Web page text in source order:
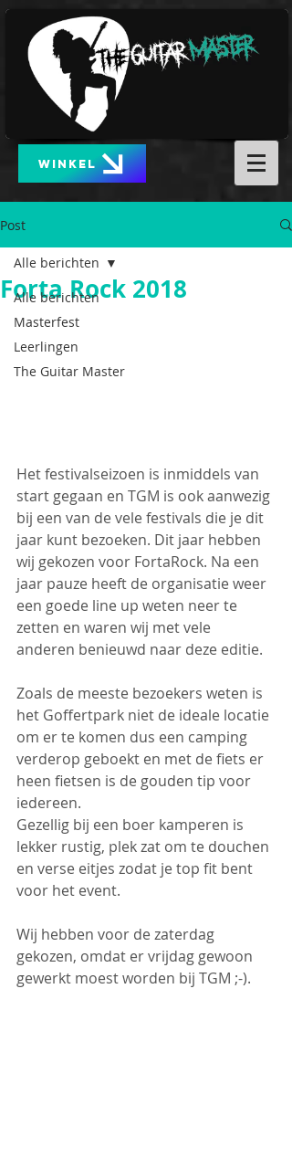
WINKEL
Post
Alle berichten
Masterfest
Leerlingen
The Guitar Master
Alle berichten
Forta Rock 2018
Het festivalseizoen is inmiddels van
start gegaan en TGM is ook aanwezig
bij een van de vele festivals die je dit
jaar kunt bezoeken. Dit jaar hebben
wij gekozen voor FortaRock. Na een
jaar pauze heeft de organisatie weer
een goede line up weten neer te
zetten en waren wij met vele
anderen benieuwd naar deze editie.
Zoals de meeste bezoekers weten is
het Goffertpark niet de ideale locatie
om er te komen dus een camping
verderop geboekt en met de fiets er
heen fietsen is de gouden tip voor
iedereen.
Gezellig bij een boer kamperen is
lekker rustig, plek zat om te douchen
en verse eitjes zodat je top fit bent
voor het event.
Wij hebben voor de zaterdag
gekozen, omdat er vrijdag gewoon
gewerkt moest worden bij TGM ;-).